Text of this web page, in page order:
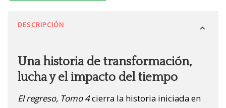
DESCRIPCIÓN
Una historia de transformación,
lucha y el impacto del tiempo
El regreso, Tomo 4cierra la historia iniciada en